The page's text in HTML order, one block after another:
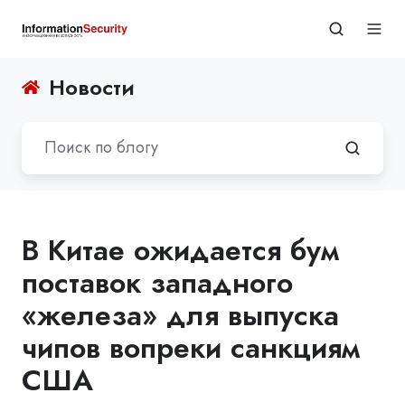
Новости
В Китае ожидается бум
поставок западного
«железа» для выпуска
чипов вопреки санкциям
США